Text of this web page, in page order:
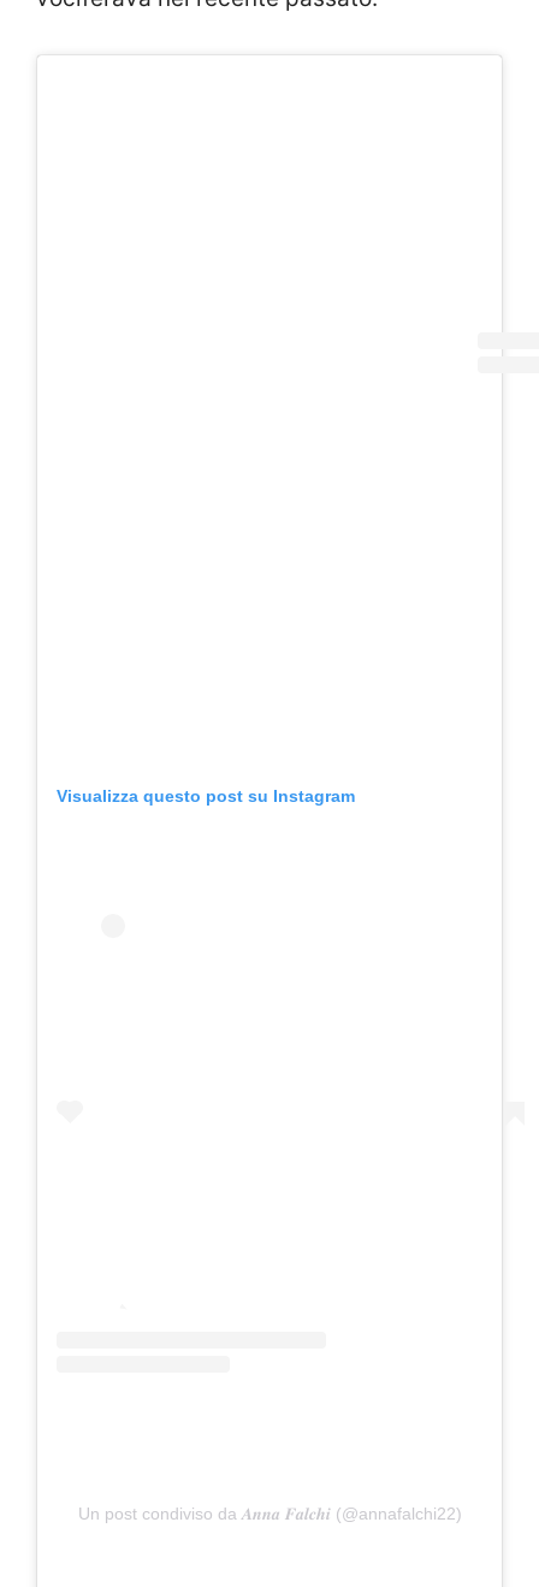
Visualizza questo post su Instagram
Un post condiviso da 𝑨𝒏𝒏𝒂 𝑭𝒂𝒍𝒄𝒉𝒊 (@annafalchi22)